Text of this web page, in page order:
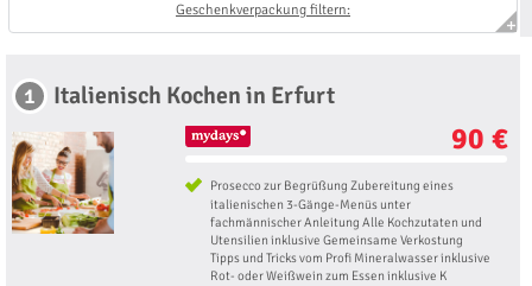
Geschenkverpackung filtern:
1 Italienisch Kochen in Erfurt
90 €
Prosecco zur Begrüßung Zubereitung eines
italienischen 3-Gänge-Menüs unter
fachmännischer Anleitung Alle Kochzutaten und
Utensilien inklusive Gemeinsame Verkostung
Tipps und Tricks vom Profi Mineralwasser inklusive
Rot- oder Weißwein zum Essen inklusive K